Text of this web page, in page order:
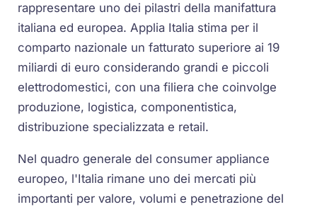
rappresentare uno dei pilastri della manifattura
italiana ed europea. Applia Italia stima per il
comparto nazionale un fatturato superiore ai 19
miliardi di euro considerando grandi e piccoli
elettrodomestici, con una filiera che coinvolge
produzione, logistica, componentistica,
distribuzione specializzata e retail.
Nel quadro generale del consumer appliance
europeo, l'Italia rimane uno dei mercati più
importanti per valore, volumi e penetrazione del